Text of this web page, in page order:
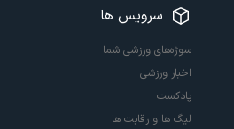
سرویس ها
سوژه‌های ورزشی شما
اخبار ورزشی
پادکست
لیگ ها و رقابت ها